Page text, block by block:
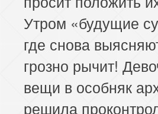
Утром «будущие
где снова
грозно рычит!
вещи в особняк
решила